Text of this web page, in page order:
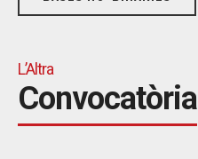
L’Altra
Convocatòria